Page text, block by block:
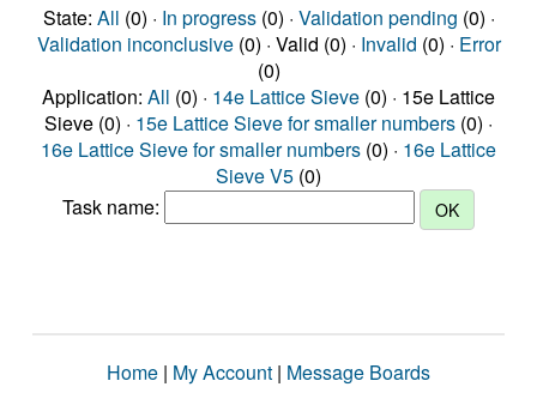
State: All (0) · In progress(0) · Validation pending (0) ·
Validation inconclusive(0) · Valid (0) · Invalid (0) · Error
(0)
Application: All (0) · 14e Lattice Sieve (0) · 15e Lattice
Sieve (0) · 15e Lattice Sieve for smaller numbers (0) ·
16e Lattice Sieve for smaller numbers (0) · 16e Lattice
Sieve V5 (0)
Task name:
Home | My Account | Message Boards